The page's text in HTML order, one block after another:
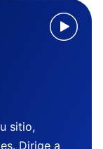
sitio,
Dirige a